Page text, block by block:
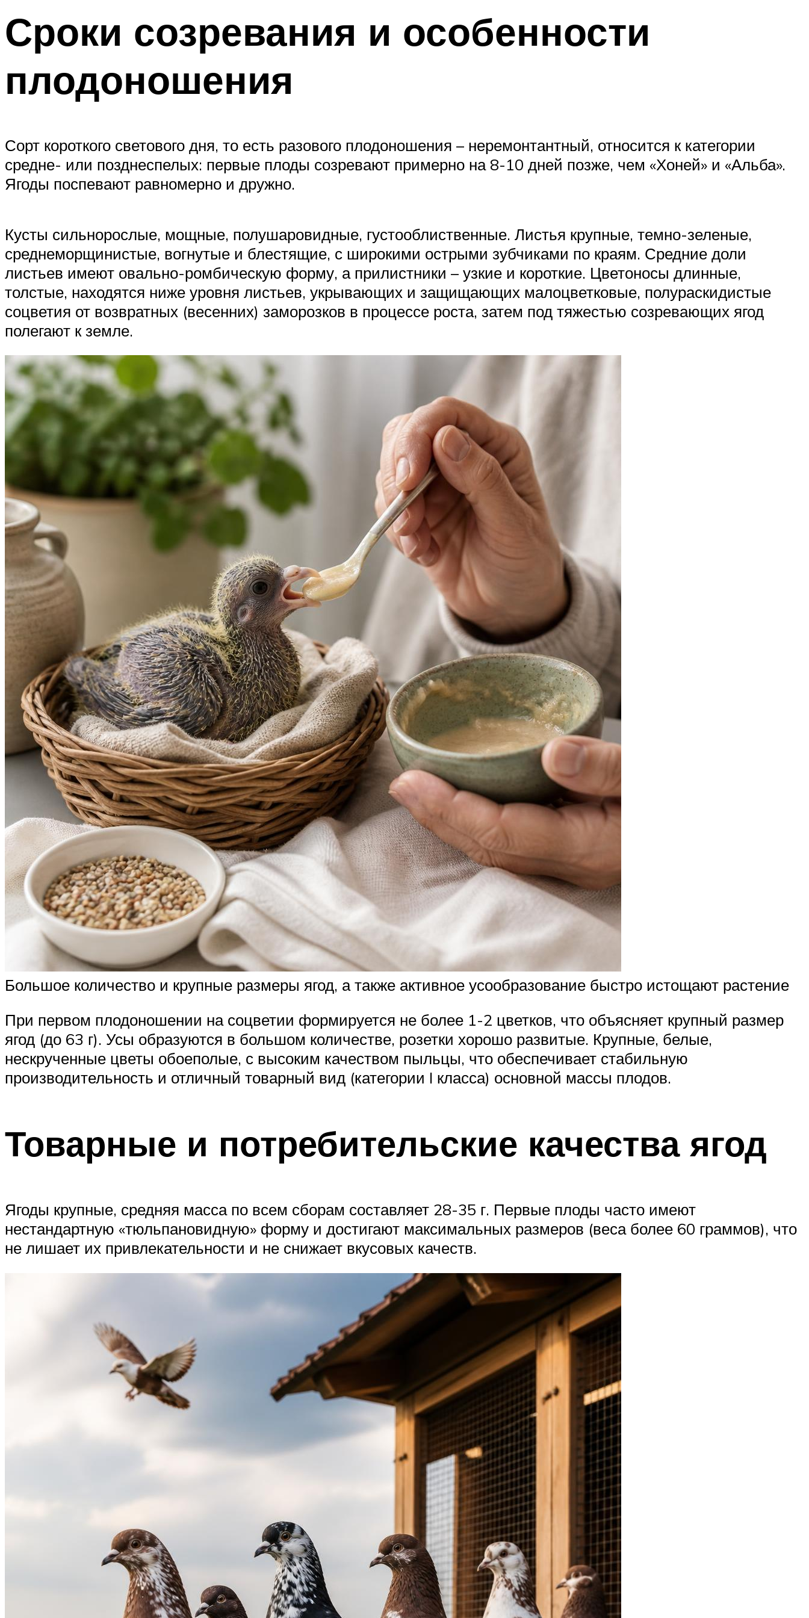
Сроки созревания и особенности
плодоношения
Сорт короткого светового дня, то есть разового плодоношения – неремонтантный, относится к категории
средне- или позднеспелых: первые плоды созревают примерно на 8-10 дней позже, чем «Хоней» и «Альба».
Ягоды поспевают равномерно и дружно.
Кусты сильнорослые, мощные, полушаровидные, густооблиственные. Листья крупные, темно-зеленые,
среднеморщинистые, вогнутые и блестящие, с широкими острыми зубчиками по краям. Средние доли
листьев имеют овально-ромбическую форму, а прилистники – узкие и короткие. Цветоносы длинные,
толстые, находятся ниже уровня листьев, укрывающих и защищающих малоцветковые, полураскидистые
соцветия от возвратных (весенних) заморозков в процессе роста, затем под тяжестью созревающих ягод
полегают к земле.
Большое количество и крупные размеры ягод, а также активное усообразование быстро истощают растение
При первом плодоношении на соцветии формируется не более 1-2 цветков, что объясняет крупный размер
ягод (до 63 г). Усы образуются в большом количестве, розетки хорошо развитые. Крупные, белые,
нескрученные цветы обоеполые, с высоким качеством пыльцы, что обеспечивает стабильную
производительность и отличный товарный вид (категории I класса) основной массы плодов.
Товарные и потребительские качества ягод
Ягоды крупные, средняя масса по всем сборам составляет 28-35 г. Первые плоды часто имеют
нестандартную «тюльпановидную» форму и достигают максимальных размеров (веса более 60 граммов), что
не лишает их привлекательности и не снижает вкусовых качеств.